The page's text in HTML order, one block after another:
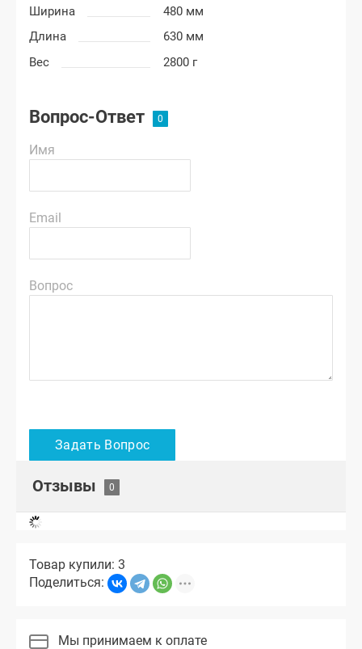
Ширина
480 мм
Длина
630 мм
Вес
2800 г
Вопрос-Ответ
Имя
Email
Вопрос
Отзывы
Товар купили: 3
Поделиться:
Мы принимаем к оплате